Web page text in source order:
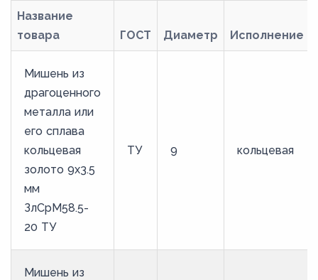
Название
товара
ГОСТ Диаметр Исполнение
Мишень из
драгоценного
металла или
его сплава
кольцевая
золото 9х3.5
мм
ЗлСрМ58.5-
20 ТУ
ТУ 9 кольцевая
Мишень из